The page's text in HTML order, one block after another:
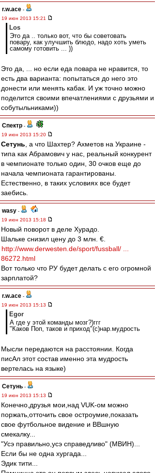
r.w.ace -
19 июн 2013 15:21
Los
Это да .. только вот, что бы советовать
повару, как улучшить блюдо, надо хоть уметь
самому готовить ... ))
Это да, ... но если еда повара не нравится, то
есть два варианта: попытаться до него это
донести или менять кабак. И уж точно можно
поделится своими впечатлениями с друзьями и
собутыльниками))
Спектр -
19 июн 2013 15:20
Сетунь , а что Шахтер? Ахметов на Украине -
типа как Абрамович у нас, реальный конкурент
в чемпионате только один, 30 очков еще до
начала чемпионата гарантированы.
Естественно, в таких условиях все будет
заебись.
wasy -
19 июн 2013 15:18
Новый поворот в деле Хурадо.
Шальке снизил цену до 3 млн. €.
http://www.derwesten.de/sport/fussball/ ...
86272.html
Вот только что РУ будет делать с его огромной
зарплатой?
r.w.ace -
19 июн 2013 15:13
Egor
А где у этой команды мозг?)ггг
"Каков Поп, таков и приход"(с)нар.мудрость
Мысли передаются на расстоянии. Когда
писАл этот состав именно эта мудрость
вертелась на языке)
Сетунь -
19 июн 2013 15:13
Конечно,друзья мои,над VUK-ом можно
поржать,отточить свое остроумие,показать
свое футбольное видение и ВВшную
смекалку...
"Усэ правильно,усэ справедливо" (МВИН)...
Если бы не одна хургада...
Эдик тити...